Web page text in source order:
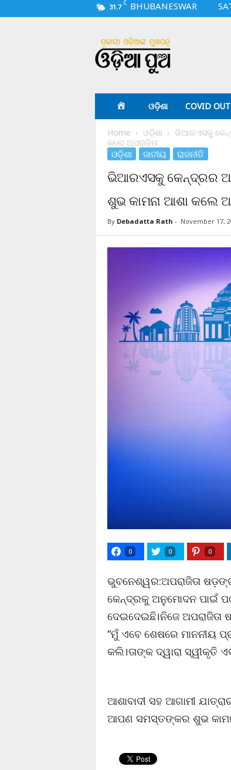
31.7 C BHUBANESWAR
i
a
ଓଡ଼ିଶା COVID
Home ଓଡ଼ିଶା
ଭିଆରଏସକୁ
କଲେ ଅପରାଜିତା
ଓଡ଼ିଶା ଜାତୀୟ ରାଜନୀତି
ଭିଆରଏସକୁ କେନ୍ଦ୍ରର
ଶୁଭ କାମନା ଆଶା କଲେ
By Debadatta Rath - November 17,
0 0 0
ଭୁବନେଶ୍ୱର:ଅପରାଜିତା
କେନ୍ଦ୍ରକୁ ଅନୁମୋଦନ ପାଇଁ
ଦେଇଦେଇଛି।ନିଜେ ଅପରାଜିତା
“ମୁଁ ଏବେ ଶେଷରେ ମାନନୀୟ
କଲି।ତାଙ୍କ ଦ୍ୱାରା ସ୍ୱୀକୃତି
ଆଶାବାଦୀ ସହ ଆଗାମୀ
ଆପଣ ସମସ୍ତଙ୍କର ଶୁଭ